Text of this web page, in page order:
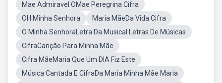
Mae Admiravel OMae Peregrina Cifra
OH Minha Senhora
Maria MãeDa Vida Cifra
O Minha SenhoraLetra Da Musical Letras De Músicas
CifraCanção Para Minha Mãe
Cifra MãeMaria Que Um DIA Fiz Este
Música Cantada E CifraDa Maria Minha Mãe Maria